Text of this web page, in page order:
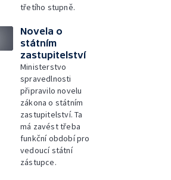
třetího stupně.
Novela o
státním
zastupitelství
Ministerstvo
spravedlnosti
připravilo novelu
zákona o státním
zastupitelství. Ta
má zavést třeba
funkční období pro
vedoucí státní
zástupce.